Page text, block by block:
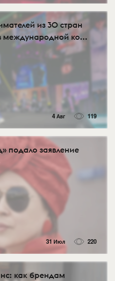
из 30 стран
международной ко...
4 Авг 119
подало заявление
31 Июл 220
как брендам